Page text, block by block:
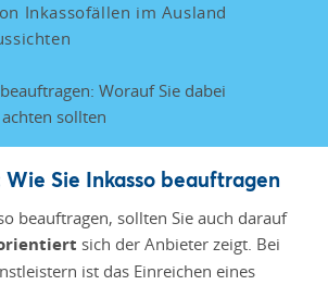
Inkassofällen im Ausland
Sie Inkasso beauftragen
beauftragen, sollten Sie auch darauf
sich der Anbieter zeigt. Bei
ist das Einreichen eines